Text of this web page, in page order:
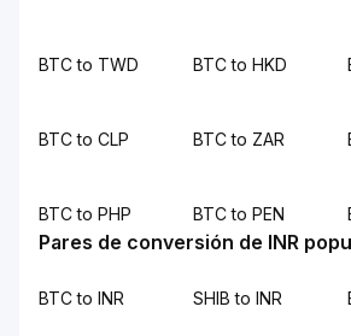
BTC to TWD BTC to HKD
BTC to CLP BTC to ZAR
BTC to PHP BTC to PEN
Pares de conversión de INR
BTC to INR SHIB to INR